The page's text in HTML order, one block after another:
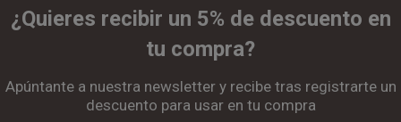
¿Quieres recibir un 5% de descuento en
tu compra?
Apúntante a nuestra newsletter y recibe tras registrarte un
descuento para usar en tu compra